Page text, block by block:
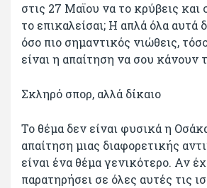
στις 27 Μαϊου να το κρύβεις και
το επικαλείσαι; Η απλά όλα αυτά
όσο πιο σημαντικός νιώθεις,
είναι η απαίτηση να σου κάνουν
Σκληρό σπορ, αλλά δίκαιο
Το θέμα δεν είναι φυσικά η
απαίτηση μιας διαφορετικής
είναι ένα θέμα γενικότερο. Αν
παρατηρήσει σε όλες αυτές τις